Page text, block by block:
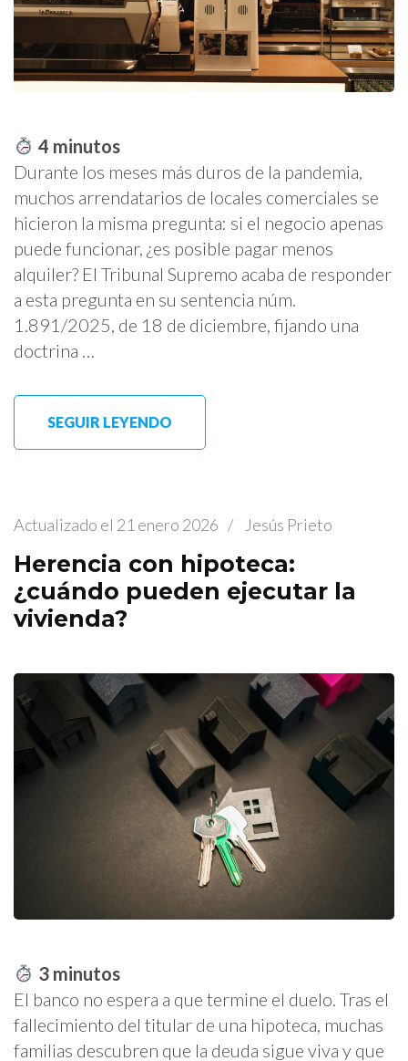
4 minutos
Durante los meses más duros de la pandemia,
muchos arrendatarios de locales comerciales se
hicieron la misma pregunta: si el negocio apenas
puede funcionar, ¿es posible pagar menos
alquiler? El Tribunal Supremo acaba de responder
a esta pregunta en su sentencia núm.
1.891/2025, de 18 de diciembre, fijando una
doctrina …
SEGUIR LEYENDO
Actualizado el 21 enero 2026 / Jesús Prieto
Herencia con hipoteca:
¿cuándo pueden ejecutar la
vivienda?
3 minutos
El banco no espera a que termine el duelo. Tras el
fallecimiento del titular de una hipoteca, muchas
familias descubren que la deuda sigue viva y que